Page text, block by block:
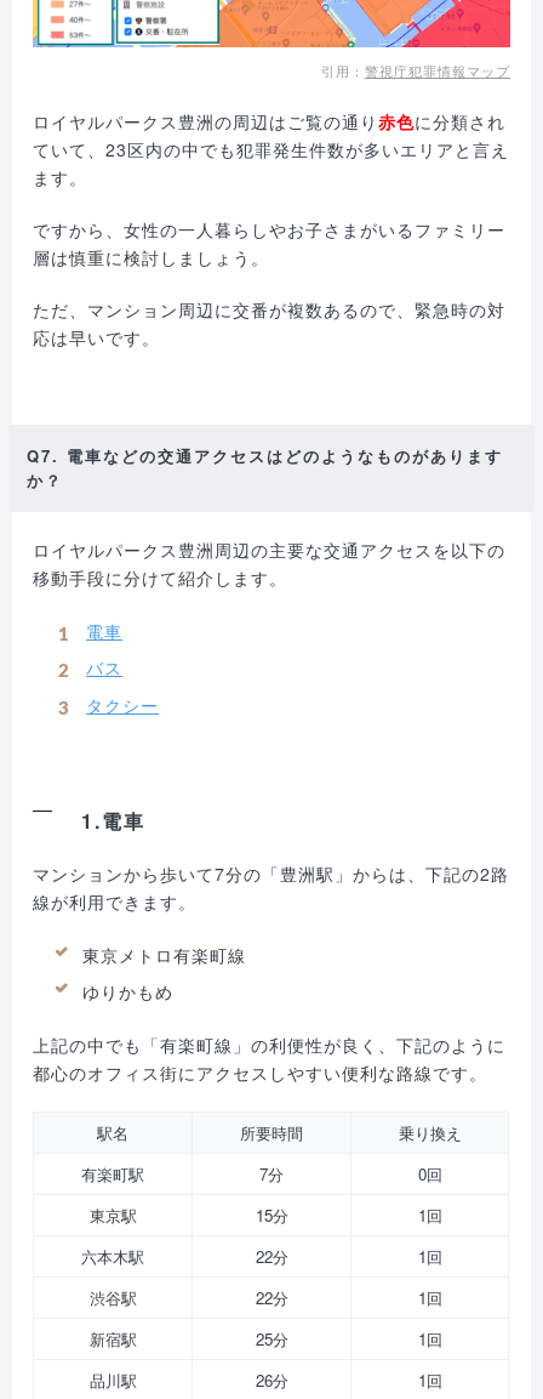
引用： 警視庁犯罪情報マップ
ロイヤルパークス豊洲の周辺はご覧の通り赤色に分類され
ていて、23区内の中でも犯罪発生件数が多いエリアと言え
ます。
ですから、女性の一人暮らしやお子さまがいるファミリー
層は慎重に検討しましょう。
ただ、マンション周辺に交番が複数あるので、緊急時の対
応は早いです。
Q7. 電車などの交通アクセスはどのようなものがあります
か？
ロイヤルパークス豊洲周辺の主要な交通アクセスを以下の
移動手段に分けて紹介します。
電車
バス
タクシー
1.電車
マンションから歩いて7分の「豊洲駅」からは、下記の2路
線が利用できます。
東京メトロ有楽町線
ゆりかもめ
上記の中でも「有楽町線」の利便性が良く、下記のように
都心のオフィス街にアクセスしやすい便利な路線です。
駅名 所要時間
乗り換え
有楽町駅
7分
0回
東京駅
15分
1回
六本木駅
22分
1回
渋谷駅
22分
1回
新宿駅
25分
1回
品川駅
26分 1回